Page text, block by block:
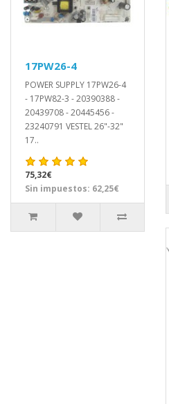
17PW26-4
POWER SUPPLY 17PW26-4
- 17PW82-3 - 20390388 -
20439708 - 20445456 -
23240791 VESTEL 26"-32"
17..
75,32€
Sin impuestos: 62,25€